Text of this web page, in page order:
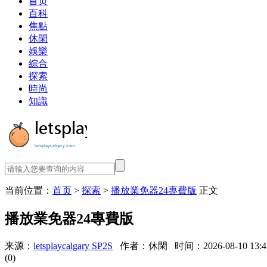
百科
焦點
休閑
娛樂
綜合
探索
時尚
知識
当前位置： 首页 > 探索 > 播放業免器24專費版 正文
播放業免器24專費版
来源： letsplaycalgary SP2S 作者：休閑
时间：2026-08-10
(0)